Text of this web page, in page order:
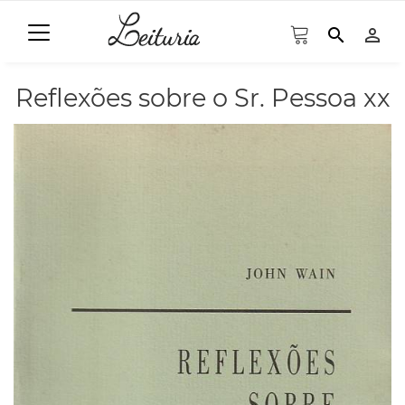
search person_outline
Reflexões sobre o Sr. Pessoa xx